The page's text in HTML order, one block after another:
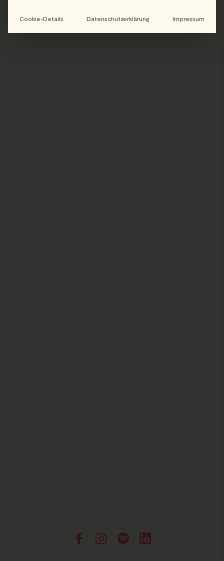
Cookie-Details Datenschutzerklärung Impressum